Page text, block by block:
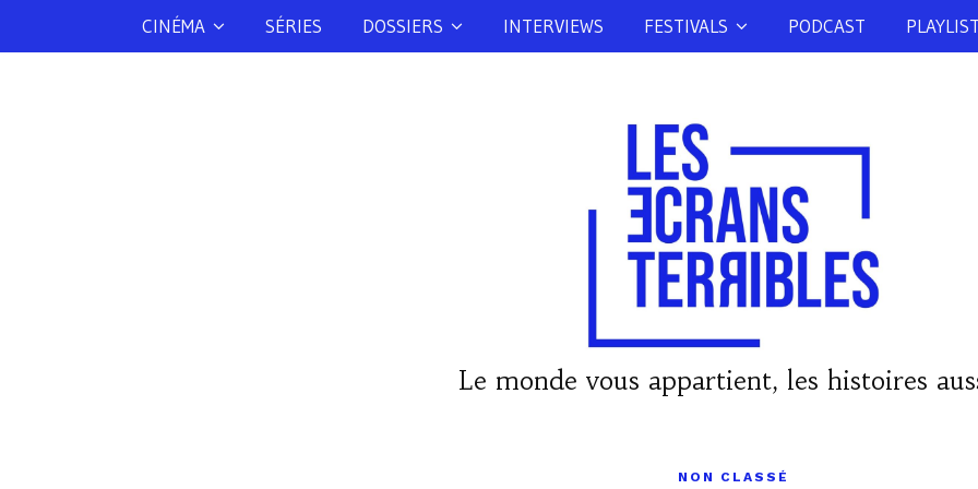
CINÉMA SÉRIES DOSSIERS INTERVIEWS FESTIVALS PODCAST
Le monde vous appartient, les histoires
NON CLASSÉ